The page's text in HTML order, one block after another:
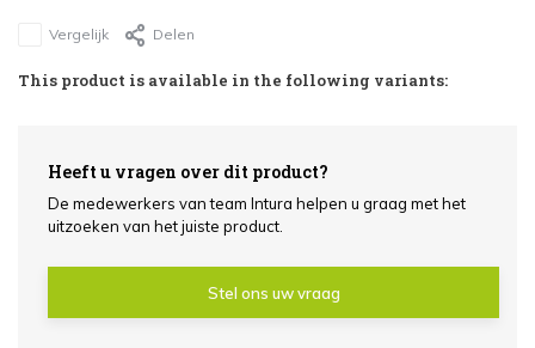
Vergelijk Delen
This product is available in the following variants:
Heeft u vragen over dit product?
De medewerkers van team Intura helpen u graag met het
uitzoeken van het juiste product.
Stel ons uw vraag